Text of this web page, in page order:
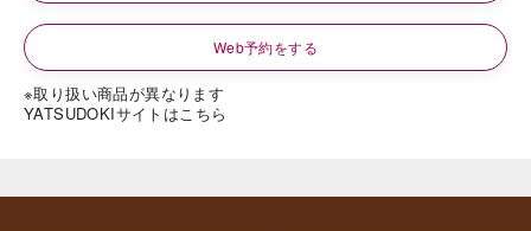
Web予約をする
※取り扱い商品が異なります
YATSUDOKIサイトはこちら